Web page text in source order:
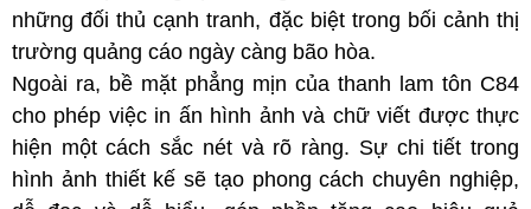
những đối thủ cạnh tranh, đặc biệt trong bối cảnh thị
trường quảng cáo ngày càng bão hòa.
Ngoài ra, bề mặt phẳng mịn của thanh lam tôn C84
cho phép việc in ấn hình ảnh và chữ viết được thực
hiện một cách sắc nét và rõ ràng. Sự chi tiết trong
hình ảnh thiết kế sẽ tạo phong cách chuyên nghiệp,